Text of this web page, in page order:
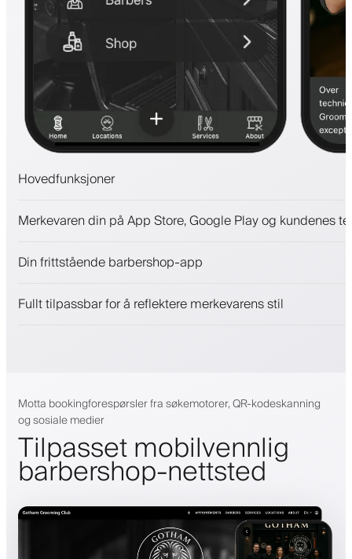
Hovedfunksjoner
Betalinger, sikkerhetsdepositum
Engasjer kunder med et lojalitetsprogram
Push-, SMS- og e-postvarsler
Merkevaren din på App Store, Google Play og kundenes
Din frittstående barbershop-app
Fullt tilpassbar for å reflektere merkevarens stil
Motta bookingforespørsler fra søkemotorer, QR-kodeskanning
og sosiale medier
Tilpasset mobilvennlig
barbershop-nettsted